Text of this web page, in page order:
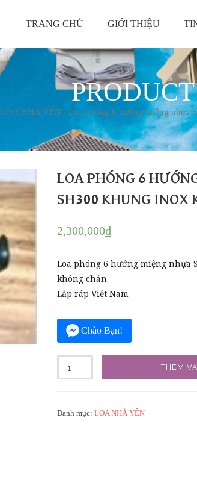
TRANG CHỦ GIỚI THIỆU
PRODUCT
LOA NHÀ YẾN/ Loa phóng 6 hướng miệng nhựa
LOA PHÓNG 6
SH300 KHUNG INOX
2,300,000₫
Loa phóng 6 hướng miệng nhựa
không chân
Lắp ráp Việt Nam
Chào Bạn!
lượng
THÊM
Danh mục: LOA NHÀ YẾN